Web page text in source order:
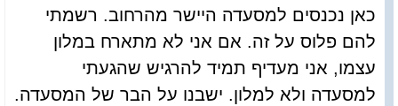
כאן נכנסים למסעדה היישר מהרחוב. רשמתי
להם פלוס על זה. אם אני לא מתארח במלון
עצמו, אני מעדיף תמיד להרגיש שהגעתי
למסעדה ולא למלון. ישבנו על הבר של המסעדה.